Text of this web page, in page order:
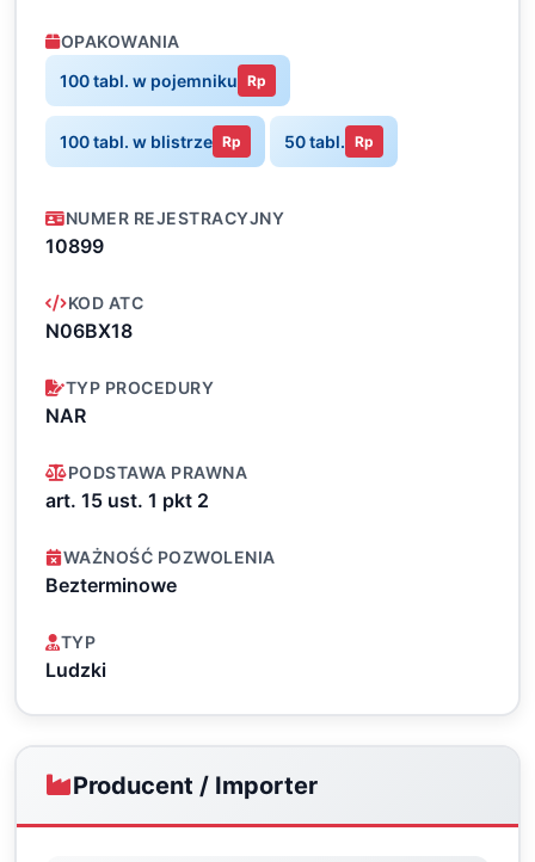
OPAKOWANIA
100 tabl. w pojemniku Rp
100 tabl. w blistrze Rp 50 tabl. Rp
NUMER REJESTRACYJNY
10899
KOD ATC
N06BX18
TYP PROCEDURY
NAR
PODSTAWA PRAWNA
art. 15 ust. 1 pkt 2
WAŻNOŚĆ POZWOLENIA
Bezterminowe
TYP
Ludzki
Producent / Importer